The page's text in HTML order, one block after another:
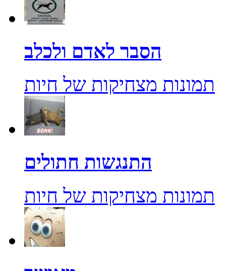
הסבר לאדם ולכלב
תמונות מצחיקות של חיות
התנגשות חתולים
תמונות מצחיקות של חיות